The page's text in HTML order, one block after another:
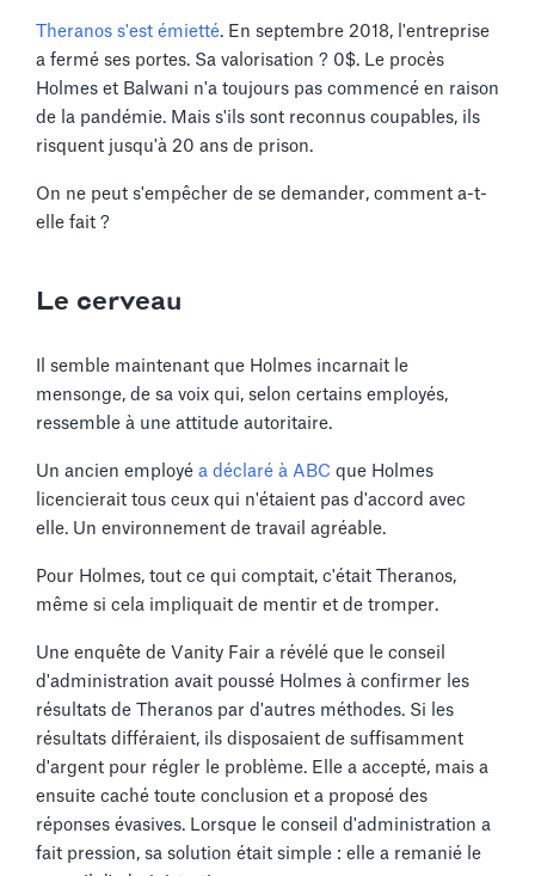
Theranos s'est émietté. En septembre 2018, l'entreprise
a fermé ses portes. Sa valorisation ? 0$. Le procès
Holmes et Balwani n'a toujours pas commencé en raison
de la pandémie. Mais s'ils sont reconnus coupables, ils
risquent jusqu'à 20 ans de prison.
On ne peut s'empêcher de se demander, comment a-t-
elle fait ?
Le cerveau
Il semble maintenant que Holmes incarnait le
mensonge, de sa voix qui, selon certains employés,
ressemble à une attitude autoritaire.
Un ancien employé a déclaré à ABC que Holmes
licencierait tous ceux qui n'étaient pas d'accord avec
elle. Un environnement de travail agréable.
Pour Holmes, tout ce qui comptait, c'était Theranos,
même si cela impliquait de mentir et de tromper.
Une enquête de Vanity Fair a révélé que le conseil
d'administration avait poussé Holmes à confirmer les
résultats de Theranos par d'autres méthodes. Si les
résultats différaient, ils disposaient de suffisamment
d'argent pour régler le problème. Elle a accepté, mais a
ensuite caché toute conclusion et a proposé des
réponses évasives. Lorsque le conseil d'administration a
fait pression, sa solution était simple : elle a remanié le